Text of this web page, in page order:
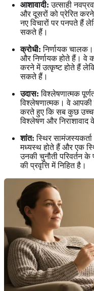
आशावादी: उत्साही
और दूसरों को प्रेरित
नए विचारों पर पनपते हैं
सकते हैं।
क्रोधी: निर्णायक चालक।
और निर्णायक होते हैं। वे
करने में उत्कृष्ट होते हैं
सकते हैं।
उदास: विश्लेषणात्मक
विश्लेषणात्मक। वे आपकी
करते हुए कि सब कुछ
विश्लेषण और
शांत: स्थिर
मध्यस्थ होते हैं और एक
उनकी चुनौती परिवर्तन
की प्रवृत्ति में निहित है।